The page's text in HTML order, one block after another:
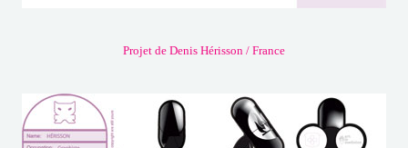
Projet de Denis Hérisson / France